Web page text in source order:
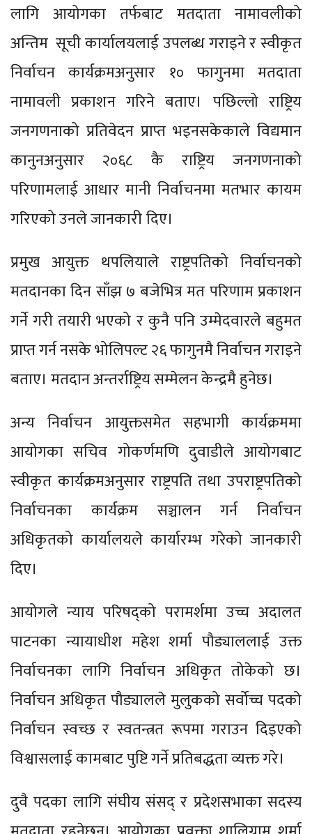
लागि आयोगका तर्फबाट मतदाता नामावलीको
अन्तिम सूची कार्यालयलाई उपलब्ध गराइने र स्वीकृत
निर्वाचन कार्यक्रमअनुसार १० फागुनमा मतदाता
नामावली प्रकाशन गरिने बताए। पछिल्लो राष्ट्रिय
जनगणनाको प्रतिवेदन प्राप्त भइनसकेकाले विद्यमान
कानुनअनुसार २०६८ कै राष्ट्रिय जनगणनाको
परिणामलाई आधार मानी निर्वाचनमा मतभार कायम
गरिएको उनले जानकारी दिए।
प्रमुख आयुक्त थपलियाले राष्ट्रपतिको निर्वाचनको
मतदानका दिन साँझ ७ बजेभित्र मत परिणाम प्रकाशन
गर्ने गरी तयारी भएको र कुनै पनि उम्मेदवारले बहुमत
प्राप्त गर्न नसके भोलिपल्ट २६ फागुनमै निर्वाचन गराइने
बताए। मतदान अन्तर्राष्ट्रिय सम्मेलन केन्द्रमै हुनेछ।
अन्य निर्वाचन आयुक्तसमेत सहभागी कार्यक्रममा
आयोगका सचिव गोकर्णमणि दुवाडीले आयोगबाट
स्वीकृत कार्यक्रमअनुसार राष्ट्रपति तथा उपराष्ट्रपतिको
निर्वाचनका कार्यक्रम सञ्चालन गर्न निर्वाचन
अधिकृतको कार्यालयले कार्यारम्भ गरेको जानकारी
दिए।
आयोगले न्याय परिषद्को परामर्शमा उच्च अदालत
पाटनका न्यायाधीश महेश शर्मा पौड्याललाई उक्त
निर्वाचनका लागि निर्वाचन अधिकृत तोकेको छ।
निर्वाचन अधिकृत पौड्यालले मुलुकको सर्वोच्च पदको
निर्वाचन स्वच्छ र स्वतन्त्रत रूपमा गराउन दिइएको
विश्वासलाई कामबाट पुष्टि गर्ने प्रतिबद्धता व्यक्त गरे।
दुवै पदका लागि संघीय संसद् र प्रदेशसभाका सदस्य